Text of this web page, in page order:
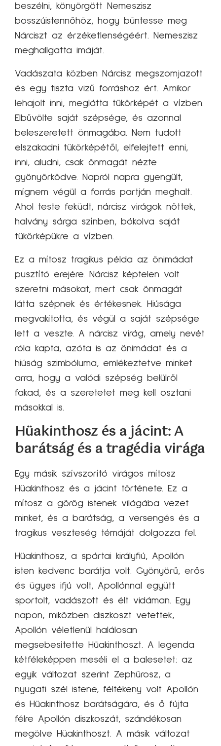
beszélni, könyörgött Nemeszisz
bosszúistennőhöz, hogy büntesse meg
Nárciszt az érzéketlenségéért. Nemeszisz
meghallgatta imáját.
Vadászata közben Nárcisz megszomjazott
és egy tiszta vizű forráshoz ért. Amikor
lehajolt inni, meglátta tükörképét a vízben.
Elbűvölte saját szépsége, és azonnal
beleszeretett önmagába. Nem tudott
elszakadni tükörképétől, elfelejtett enni,
inni, aludni, csak önmagát nézte
gyönyörködve. Napról napra gyengült,
mígnem végül a forrás partján meghalt.
Ahol teste feküdt, nárcisz virágok nőttek,
halvány sárga színben, bókolva saját
tükörképükre a vízben.
Ez a mítosz tragikus példa az önimádat
pusztító erejére. Nárcisz képtelen volt
szeretni másokat, mert csak önmagát
látta szépnek és értékesnek. Hiúsága
megvakította, és végül a saját szépsége
lett a veszte. A nárcisz virág, amely nevét
róla kapta, azóta is az önimádat és a
hiúság szimbóluma, emlékeztetve minket
arra, hogy a valódi szépség belülről
fakad, és a szeretetet meg kell osztani
másokkal is.
Hüakinthosz és a jácint: A
barátság és a tragédia virága
Egy másik szívszorító virágos mítosz
Hüakinthosz és a jácint története. Ez a
mítosz a görög istenek világába vezet
minket, és a barátság, a versengés és a
tragikus veszteség témáját dolgozza fel.
Hüakinthosz, a spártai királyfiú, Apollón
isten kedvenc barátja volt. Gyönyörű, erős
és ügyes ifjú volt, Apollónnal együtt
sportolt, vadászott és élt vidáman. Egy
napon, miközben diszkoszt vetettek,
Apollón véletlenül halálosan
megsebesítette Hüakinthoszt. A legenda
kétféleképpen meséli el a balesetet: az
egyik változat szerint Zephürosz, a
nyugati szél istene, féltékeny volt Apollón
és Hüakinthosz barátságára, és ő fújta
félre Apollón diszkoszát, szándékosan
megölve Hüakinthoszt. A másik változat